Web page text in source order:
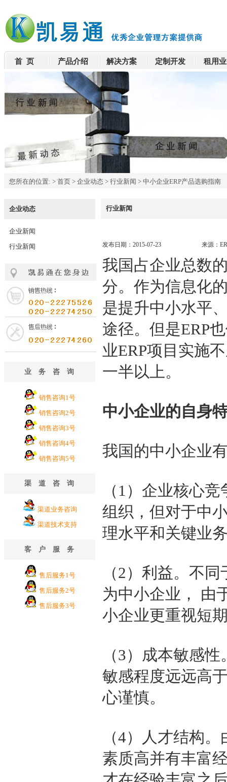
首 页 产品介绍 解决方案 定制开发 租用
您所在的位置: > 首页 > 企业动态 > 行业新闻 > 中小企业ERP产品选购指南
企业动态
企业新闻
行业新闻
业务咨询
销售咨询1号
销售咨询2号
销售咨询3号
销售咨询4号
销售咨询5号
渠道咨询
渠道业务咨询
渠道技术支持
客户服务
售后服务1号
售后服务2号
售后服务3号
行业新闻
发布日期：2015-07-23 来源：
我国占企业总数
分。作为信息化
是提升中小水平
途径。但是ERP
业ERP项目实施
一半以上。
中小企业的自身
我国的中小企业
（1）企业核心
组织，但对于中
理水平和关键业
（2）利益。不
为中小企业， 由
小企业更重视短
（3）成本敏感
敏感程度远远高
心谨慎。
（4）人才结构
素质高并有丰富